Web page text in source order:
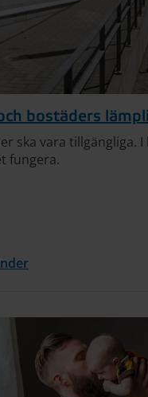
bostäders
ska vara tillgängliga.
fungera.